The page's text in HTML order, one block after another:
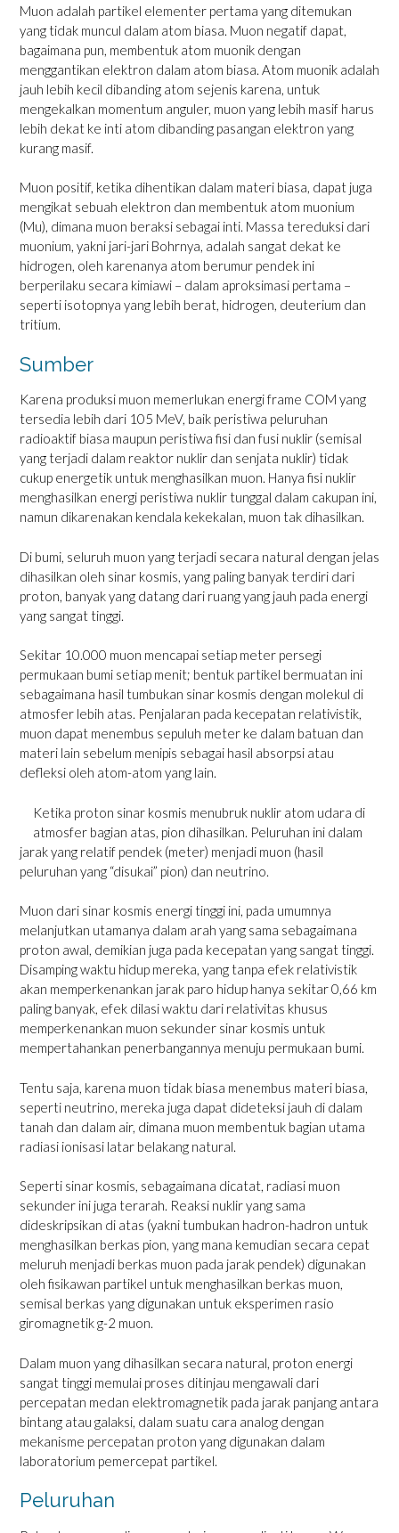
Muon adalah partikel elementer pertama yang ditemukan
yang tidak muncul dalam atom biasa. Muon negatif dapat,
bagaimana pun, membentuk atom muonik dengan
menggantikan elektron dalam atom biasa. Atom muonik adalah
jauh lebih kecil dibanding atom sejenis karena, untuk
mengekalkan momentum anguler, muon yang lebih masif harus
lebih dekat ke inti atom dibanding pasangan elektron yang
kurang masif.
Muon positif, ketika dihentikan dalam materi biasa, dapat juga
mengikat sebuah elektron dan membentuk atom muonium
(Mu), dimana muon beraksi sebagai inti. Massa tereduksi dari
muonium, yakni jari-jari Bohrnya, adalah sangat dekat ke
hidrogen, oleh karenanya atom berumur pendek ini
berperilaku secara kimiawi – dalam aproksimasi pertama –
seperti isotopnya yang lebih berat, hidrogen, deuterium dan
tritium.
Sumber
Karena produksi muon memerlukan energi frame COM yang
tersedia lebih dari 105 MeV, baik peristiwa peluruhan
radioaktif biasa maupun peristiwa fisi dan fusi nuklir (semisal
yang terjadi dalam reaktor nuklir dan senjata nuklir) tidak
cukup energetik untuk menghasilkan muon. Hanya fisi nuklir
menghasilkan energi peristiwa nuklir tunggal dalam cakupan ini,
namun dikarenakan kendala kekekalan, muon tak dihasilkan.
Di bumi, seluruh muon yang terjadi secara natural dengan jelas
dihasilkan oleh sinar kosmis, yang paling banyak terdiri dari
proton, banyak yang datang dari ruang yang jauh pada energi
yang sangat tinggi.
Sekitar 10.000 muon mencapai setiap meter persegi
permukaan bumi setiap menit; bentuk partikel bermuatan ini
sebagaimana hasil tumbukan sinar kosmis dengan molekul di
atmosfer lebih atas. Penjalaran pada kecepatan relativistik,
muon dapat menembus sepuluh meter ke dalam batuan dan
materi lain sebelum menipis sebagai hasil absorpsi atau
defleksi oleh atom-atom yang lain.
Ketika proton sinar kosmis menubruk nuklir atom udara di
atmosfer bagian atas, pion dihasilkan. Peluruhan ini dalam
jarak yang relatif pendek (meter) menjadi muon (hasil
peluruhan yang “disukai” pion) dan neutrino.
Muon dari sinar kosmis energi tinggi ini, pada umumnya
melanjutkan utamanya dalam arah yang sama sebagaimana
proton awal, demikian juga pada kecepatan yang sangat tinggi.
Disamping waktu hidup mereka, yang tanpa efek relativistik
akan memperkenankan jarak paro hidup hanya sekitar 0,66 km
paling banyak, efek dilasi waktu dari relativitas khusus
memperkenankan muon sekunder sinar kosmis untuk
mempertahankan penerbangannya menuju permukaan bumi.
Tentu saja, karena muon tidak biasa menembus materi biasa,
seperti neutrino, mereka juga dapat dideteksi jauh di dalam
tanah dan dalam air, dimana muon membentuk bagian utama
radiasi ionisasi latar belakang natural.
Seperti sinar kosmis, sebagaimana dicatat, radiasi muon
sekunder ini juga terarah. Reaksi nuklir yang sama
dideskripsikan di atas (yakni tumbukan hadron-hadron untuk
menghasilkan berkas pion, yang mana kemudian secara cepat
meluruh menjadi berkas muon pada jarak pendek) digunakan
oleh fisikawan partikel untuk menghasilkan berkas muon,
semisal berkas yang digunakan untuk eksperimen rasio
giromagnetik g-2 muon.
Dalam muon yang dihasilkan secara natural, proton energi
sangat tinggi memulai proses ditinjau mengawali dari
percepatan medan elektromagnetik pada jarak panjang antara
bintang atau galaksi, dalam suatu cara analog dengan
mekanisme percepatan proton yang digunakan dalam
laboratorium pemercepat partikel.
Peluruhan